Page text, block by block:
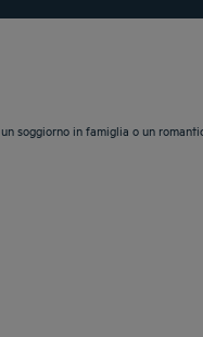
soggiorno in famiglia o un